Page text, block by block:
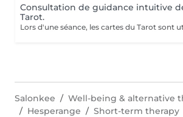
Consultation de guidance intuitive
Tarot.
Salonkee
Well-being & alternative
Hesperange
Short-term therapy